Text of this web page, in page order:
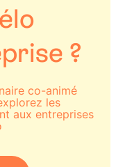
?
co-animé
les
aux entreprises